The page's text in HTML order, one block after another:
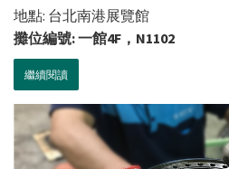
地點: 台北南港展覽館
攤位編號: 一館4F，N1102
繼續閱讀